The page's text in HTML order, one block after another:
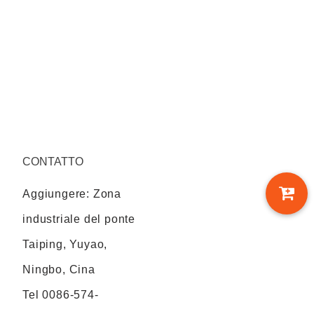
CONTATTO
Aggiungere: Zona
industriale del ponte
Taiping, Yuyao,
Ningbo, Cina
Tel 0086-574-